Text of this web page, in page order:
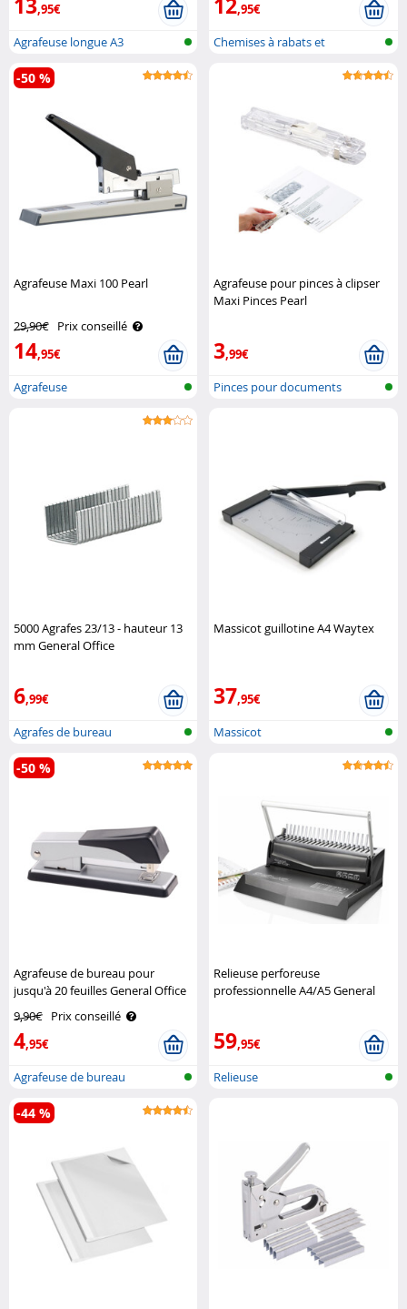
,95€
Agrafeuse longue A3
,95€
Chemises à rabats et
Agrafeuse Maxi 100 Pearl
29,90€ Prix conseillé
14,95€
-50 %
Agrafeuse
Agrafeuse pour pinces à clipser
Maxi Pinces Pearl
3,99€
Pinces pour documents
5000 Agrafes 23/13 - hauteur 13
mm General Office
6,99€
Agrafes de bureau
Massicot guillotine A4 Waytex
37,95€
Massicot
Agrafeuse de bureau pour
jusqu'à 20 feuilles General Office
9,90€ Prix conseillé
4,95€
-50 %
Agrafeuse de bureau
Relieuse perforeuse
professionnelle A4/A5 General
59,95€
Relieuse
-44 %